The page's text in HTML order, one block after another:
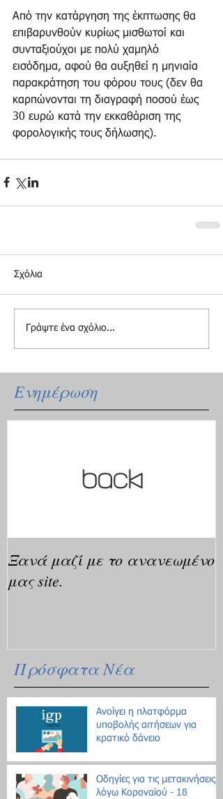
Ενημέρωση
Πρόσφατα Νέα
Από την κατάργηση της έκπτωσης θα
επιβαρυνθούν κυρίως μισθωτοί και
συνταξιούχοι με πολύ χαμηλό
εισόδημα, αφού θα αυξηθεί η μηνιαία
παρακράτηση του φόρου τους (δεν θα
καρπώνονται τη διαγραφή ποσού έως
30 ευρώ κατά την εκκαθάριση της
φορολογικής τους δήλωσης).
Σχόλια
Γράψτε ένα σχόλιο...
Ξανά μαζί με το ανανεωμένο
μας site.
Ανοίγει η πλατφόρμα
υποβολής αιτήσεων για
κρατικό δάνειο
Οδηγίες για τις μετακινήσεις
λόγω Κοροναϊού - 18